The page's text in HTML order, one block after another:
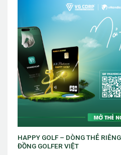
GIẢI GOLF DOANH NHÂN
MÊ GOLF VÀ NHỮNG